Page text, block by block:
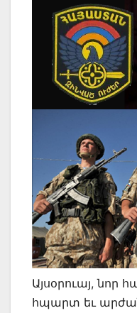
Այսօրուայ, նոր
հպարտ եւ